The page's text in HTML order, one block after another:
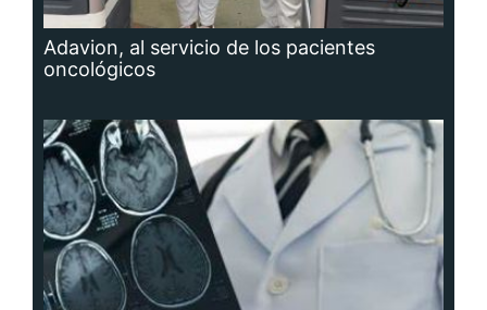
Adavion, al servicio de los pacientes
oncológicos